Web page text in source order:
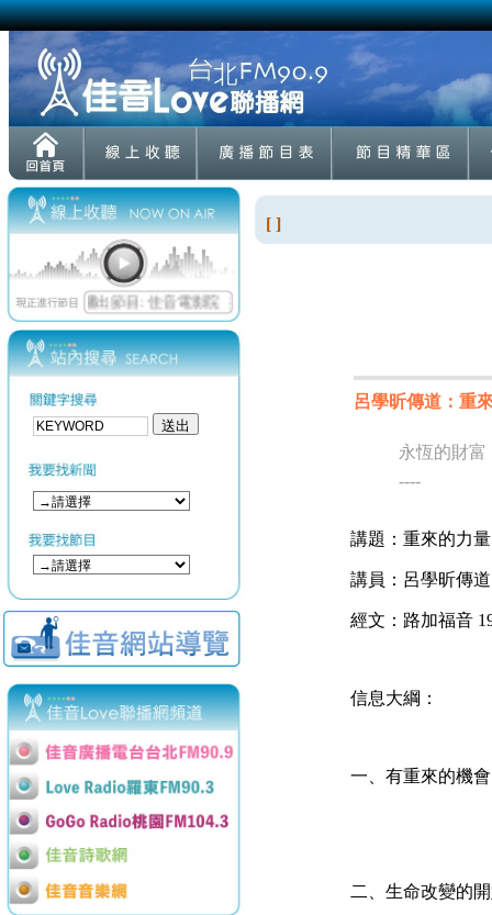
[ ]
呂學昕傳道：重
永恆的財富
----
講題：重來的力量
講員：呂學昕傳道
經文：路加福音
信息大綱：​
一、 有重來的機
二、 生命改變的